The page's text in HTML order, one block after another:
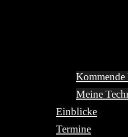
Kommende
Meine
Einblicke
Termine